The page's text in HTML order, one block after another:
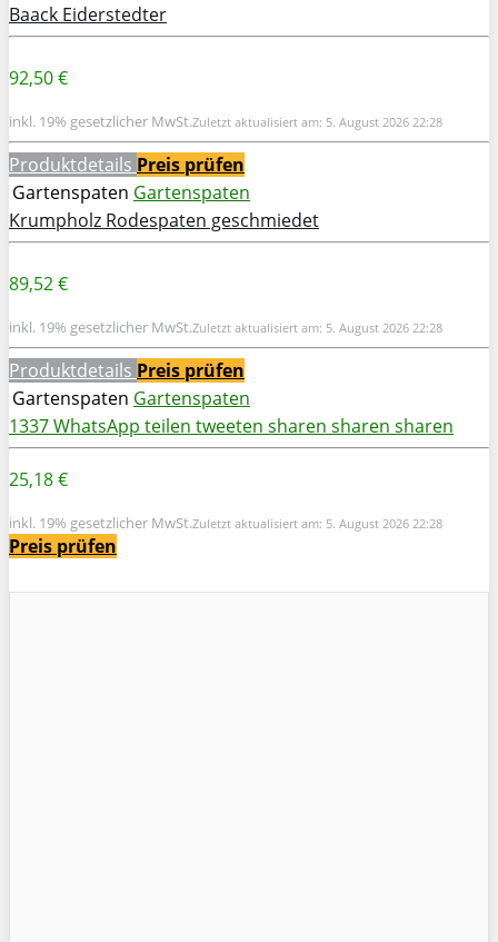
Baack Eiderstedter
92,50 €
inkl. 19% gesetzlicher MwSt.Zuletzt aktualisiert am: 5. August 2026 22:28
Produktdetails Preis prüfen
Gartenspaten Gartenspaten
Krumpholz Rodespaten geschmiedet
89,52 €
inkl. 19% gesetzlicher MwSt.Zuletzt aktualisiert am: 5. August 2026 22:28
Produktdetails Preis prüfen
Gartenspaten Gartenspaten
1337WhatsApp teilen tweeten sharen sharen sharen
25,18 €
inkl. 19% gesetzlicher MwSt.Zuletzt aktualisiert am: 5. August 2026 22:28
Preis prüfen